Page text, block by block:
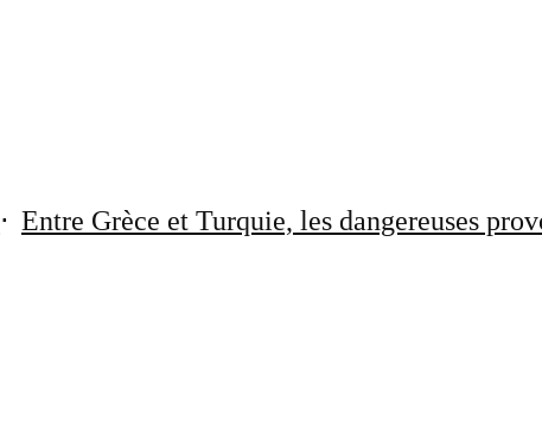
Entre Grèce et Turquie, les dangereuses